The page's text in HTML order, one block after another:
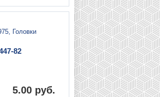
82
5.00 руб.